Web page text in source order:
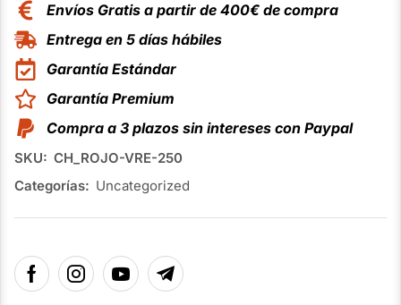
Envíos Gratis a partir de 400€ de compra
Entrega en 5 días hábiles
Garantía Estándar
Garantía Premium
Compra a 3 plazos sin intereses con Paypal
SKU: CH_ROJO-VRE-250
Categorías: Uncategorized